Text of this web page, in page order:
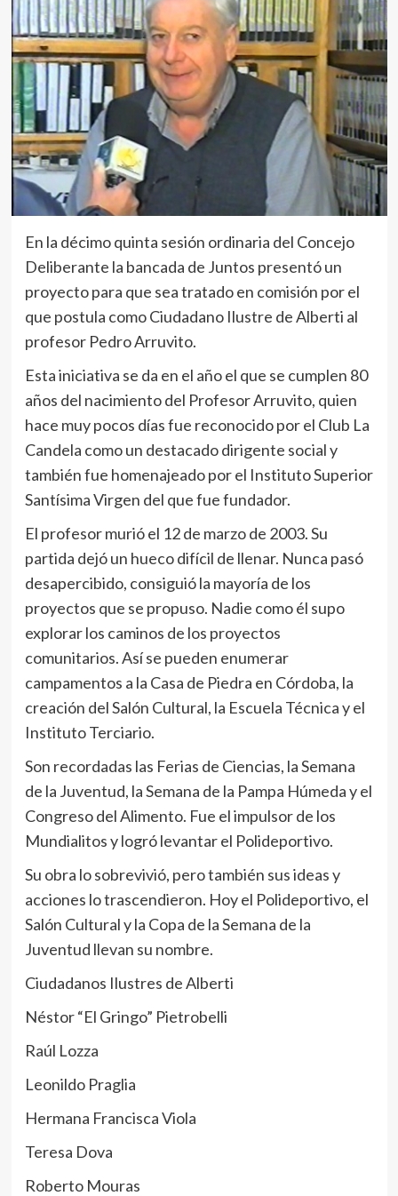
En la décimo quinta sesión ordinaria del Concejo
Deliberante la bancada de Juntos presentó un
proyecto para que sea tratado en comisión por el
que postula como Ciudadano Ilustre de Alberti al
profesor Pedro Arruvito.
Esta iniciativa se da en el año el que se cumplen 80
años del nacimiento del Profesor Arruvito, quien
hace muy pocos días fue reconocido por el Club La
Candela como un destacado dirigente social y
también fue homenajeado por el Instituto Superior
Santísima Virgen del que fue fundador.
El profesor murió el 12 de marzo de 2003. Su
partida dejó un hueco difícil de llenar. Nunca pasó
desapercibido, consiguió la mayoría de los
proyectos que se propuso. Nadie como él supo
explorar los caminos de los proyectos
comunitarios. Así se pueden enumerar
campamentos a la Casa de Piedra en Córdoba, la
creación del Salón Cultural, la Escuela Técnica y el
Instituto Terciario.
Son recordadas las Ferias de Ciencias, la Semana
de la Juventud, la Semana de la Pampa Húmeda y el
Congreso del Alimento. Fue el impulsor de los
Mundialitos y logró levantar el Polideportivo.
Su obra lo sobrevivió, pero también sus ideas y
acciones lo trascendieron. Hoy el Polideportivo, el
Salón Cultural y la Copa de la Semana de la
Juventud llevan su nombre.
Ciudadanos Ilustres de Alberti
Néstor “El Gringo” Pietrobelli
Raúl Lozza
Leonildo Praglia
Hermana Francisca Viola
Teresa Dova
Roberto Mouras